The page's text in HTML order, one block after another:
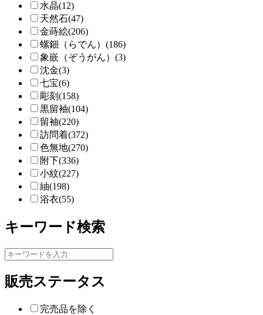
水晶(12)
天然石(47)
金蒔絵(206)
螺鈿（らでん）(186)
象嵌（ぞうがん）(3)
沈金(3)
七宝(6)
彫刻(158)
黒留袖(104)
留袖(220)
訪問着(372)
色無地(270)
附下(336)
小紋(227)
紬(198)
浴衣(55)
キーワード検索
販売ステータス
完売品を除く